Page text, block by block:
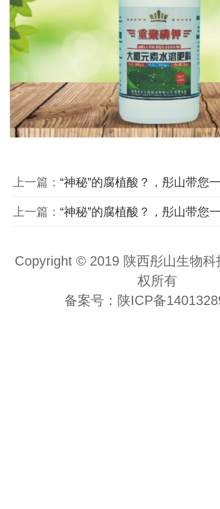
上一篇： “神秘”的腐植酸？，彤山带您
上一篇： “神秘”的腐植酸？，彤山带您
Copyright © 2019 陕西彤山生物科
权所有
备案号： 陕ICP备